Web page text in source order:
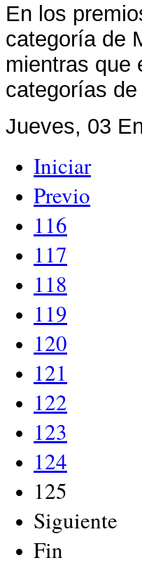
En los
categoría de
mientras que
categorías
Jueves, 03
Iniciar
Previo
116
117
118
119
120
121
122
123
124
125
Siguiente
Fin